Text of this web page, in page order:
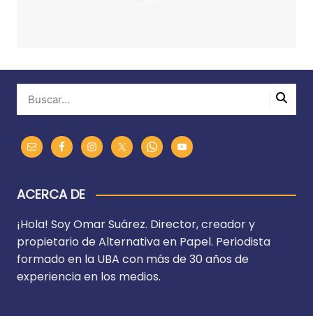
ACERCA DE
¡Hola! Soy Omar Suárez. Director, creador y
propietario de Alternativa en Papel. Periodista
formado en la UBA con más de 30 años de
experiencia en los medios.